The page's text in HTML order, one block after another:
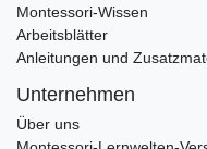
Montessori-Wissen
Arbeitsblätter
Anleitungen und
Unternehmen
Über uns